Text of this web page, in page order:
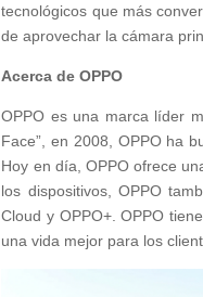
tecnológicos que más
de aprovechar la cámara
Acerca de OPPO
OPPO es una marca líder
Face”, en 2008, OPPO ha
Hoy en día, OPPO ofrece
los dispositivos, OPPO
Cloud y OPPO+. OPPO
una vida mejor para los